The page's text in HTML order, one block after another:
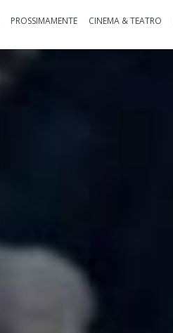
PROSSIMAMENTE CINEMA & TEATRO